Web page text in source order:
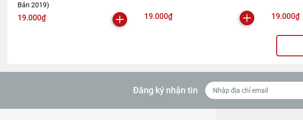
Bản 2019)
19.000₫ 19.000₫ 19.000₫
Đăng ký nhận tin